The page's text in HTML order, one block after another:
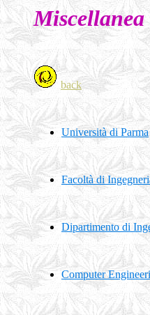
Miscellanea
back
Università di Parma
Facoltà di
Dipartimento di
Computer